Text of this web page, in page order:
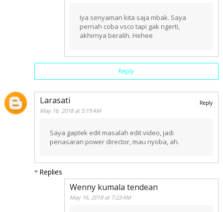
Iya senyaman kita saja mbak. Saya
pernah coba vsco tapi gak ngerti,
akhirnya beralih. Hehee
Reply
Larasati
May 16, 2018 at 5:19 AM
Saya gaptek edit masalah edit video, jadi
penasaran power director, mau nyoba, ah.
Reply
Replies
Wenny kumala tendean
May 16, 2018 at 7:23 AM